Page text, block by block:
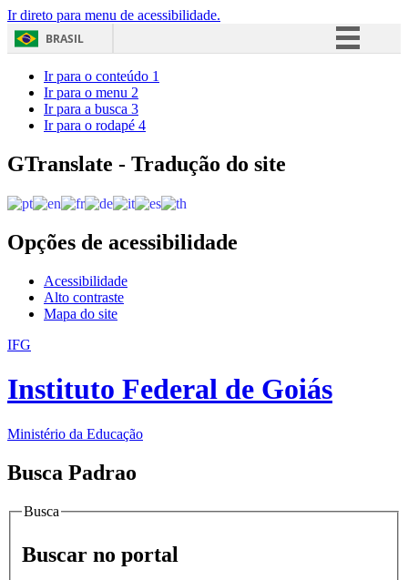
Ir direto para menu de acessibilidade.
BRASIL
Acesso à informação
Ir para o conteúdo 1
Ir para o menu 2
Ir para a busca 3
Ir para o rodapé 4
GTranslate - Tradução do site
Opções de acessibilidade
Acessibilidade
Alto contraste
Mapa do site
IFG
Instituto Federal de Goiás
Ministério da Educação
Busca Padrao
Busca
Buscar no portal